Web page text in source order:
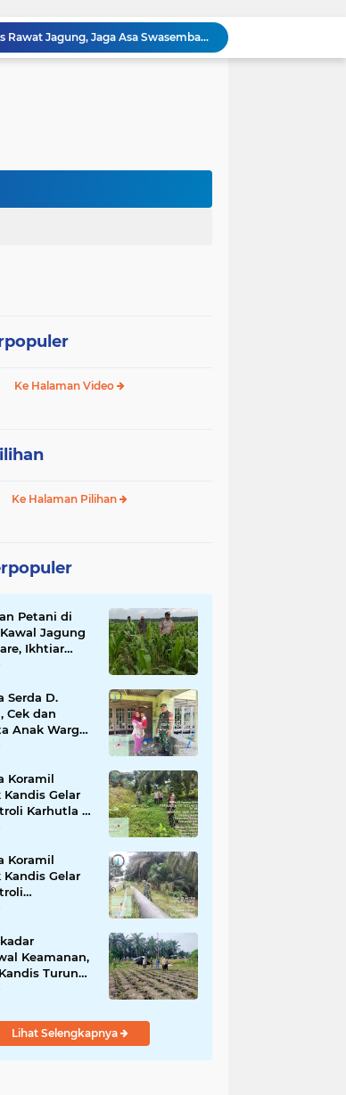
Polisi Masuk Ladang! Polsek Kandis Rawat Jagung, Jaga Asa Swasembada Pangan
Kampung Pancasila
Babinsa Sertu Suriyadi Mengecek dan Mendata Anak Warga Yang Stunting di Wilayah Binaannya
Ke Halaman Video
Ke Halaman Pilihan
Petani di
Jagung
Ikhtiar
Ketahanan
Serda D.
Cek dan
Anak Warga
Koramil
Gelar
Karhutla di
Kelurahan
Koramil
Gelar
Line
Keamanan,
Turun
Jagung
Lihat Selengkapnya